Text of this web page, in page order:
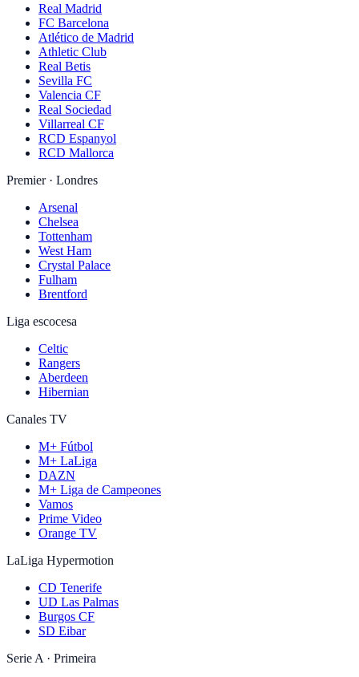
Real Madrid
FC Barcelona
Atlético de Madrid
Athletic Club
Real Betis
Sevilla FC
Valencia CF
Real Sociedad
Villarreal CF
RCD Espanyol
RCD Mallorca
Premier · Londres
Arsenal
Chelsea
Tottenham
West Ham
Crystal Palace
Fulham
Brentford
Liga escocesa
Celtic
Rangers
Aberdeen
Hibernian
Canales TV
M+ Fútbol
M+ LaLiga
DAZN
M+ Liga de Campeones
Vamos
Prime Video
Orange TV
LaLiga Hypermotion
CD Tenerife
UD Las Palmas
Burgos CF
SD Eibar
Serie A · Primeira